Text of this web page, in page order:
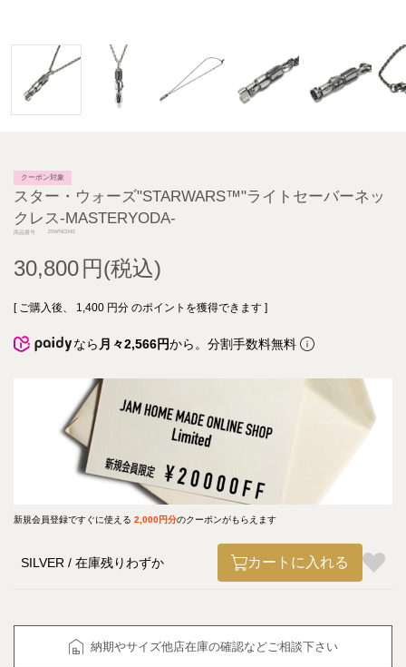
クーポン対象
スター・ウォーズ"STARWARS™"ライトセーバーネッ
クレス-MASTERYODA-
商品番号 JSWNC04S
30,800
[ ご購入後、 1,400 円分 のポイントを獲得できます ]
なら 月々2,566円から。分割手数料無料
新規会員登録ですぐに使える 2,000円分のクーポンがもらえます
SILVER 在庫残りわずか カートに入れる
納期やサイズ他店在庫の確認などご相談下さい